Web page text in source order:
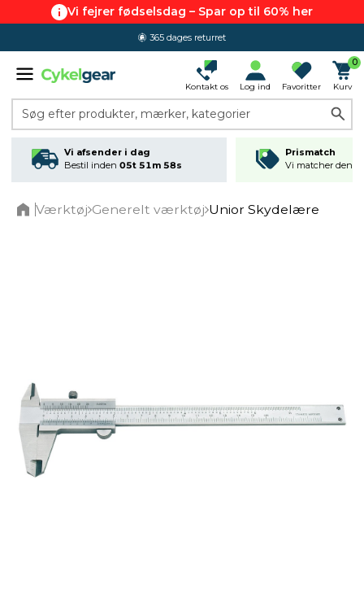
Vi fejrer fødselsdag – Spar op til 60% her
365 dages returret
Kontakt os Log ind Favoritter
0
Kurv
Søg efter produkter, mærker, kategorier
Vi afsender i dag
Bestil inden 05t 51m 58s
Prismatch
Vi matcher den
Værktøj Generelt værktøj Unior Skydelære